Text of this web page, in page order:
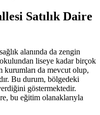
Satılık Daire
alanında da zengin
liseye kadar birçok
kurumları da mevcut olup,
Bu durum, bölgedeki
göstermektedir.
bu eğitim olanaklarıyla